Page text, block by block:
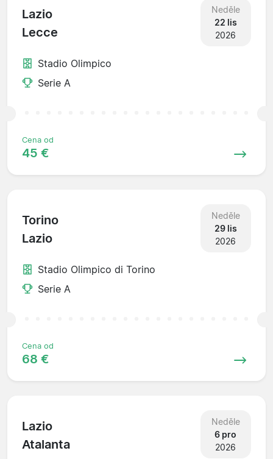
Lazio
Lecce
Neděle
22 lis
2026
Stadio Olimpico
Serie A
Cena od
45 €
Torino
Lazio
Neděle
29 lis
2026
Stadio Olimpico di Torino
Serie A
Cena od
68 €
Lazio
Atalanta
Neděle
6 pro
2026